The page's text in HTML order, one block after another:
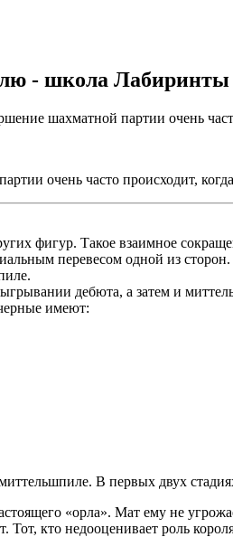
- школа
шахматной партии очень
очень часто происходит,
фигур. Такое взаимное
перевесом одной из сторон.
дебюта, а затем и
имеют:
В первых двух
«орла». Мат ему не
кто недооценивает роль